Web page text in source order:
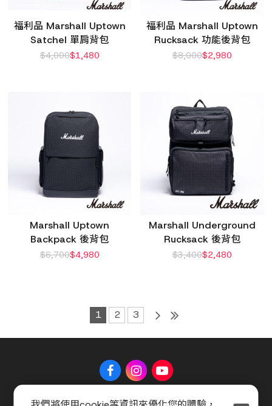
福利品 Marshall Uptown
Satchel 單肩背包
$4,000$1,480
福利品 Marshall Uptown
Rucksack 功能後背包
$8,000$2,980
Marshall Uptown
Backpack 後背包
$6,700$4,980
Marshall Underground
Rucksack 後背包
$3,400$2,480
1 2 3